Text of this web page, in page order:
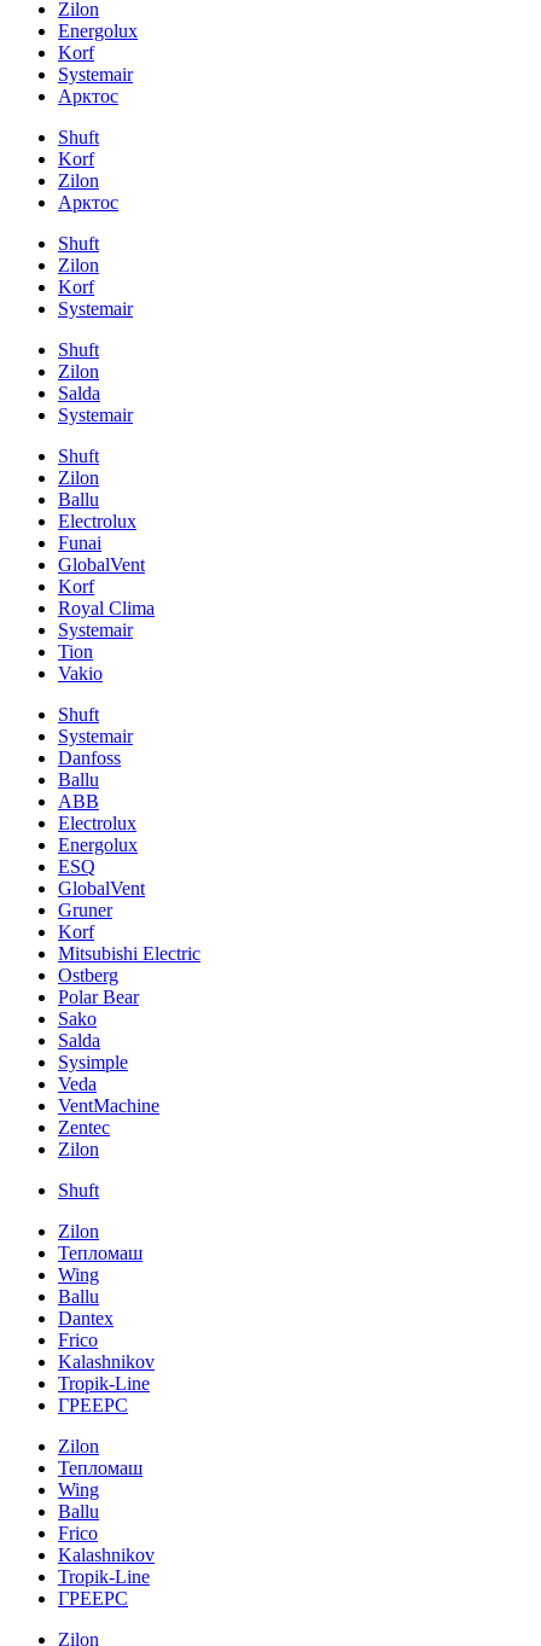
Zilon
Energolux
Korf
Systemair
Арктос
Shuft
Korf
Zilon
Арктос
Shuft
Zilon
Korf
Systemair
Shuft
Zilon
Salda
Systemair
Shuft
Zilon
Ballu
Electrolux
Funai
GlobalVent
Korf
Royal Clima
Systemair
Tion
Vakio
Shuft
Systemair
Danfoss
Ballu
ABB
Electrolux
Energolux
ESQ
GlobalVent
Gruner
Korf
Mitsubishi Electric
Ostberg
Polar Bear
Sako
Salda
Sysimple
Veda
VentMachine
Zentec
Zilon
Shuft
Zilon
Тепломаш
Wing
Ballu
Dantex
Frico
Kalashnikov
Tropik-Line
ГРЕЕРС
Zilon
Тепломаш
Wing
Ballu
Frico
Kalashnikov
Tropik-Line
ГРЕЕРС
Zilon